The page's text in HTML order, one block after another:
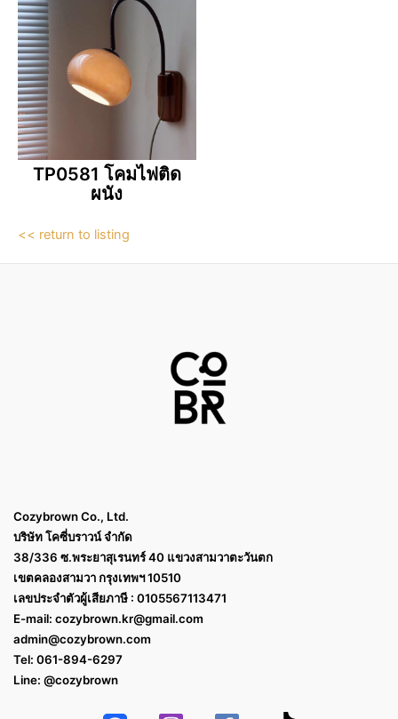
TP0581 โคมไฟติด
ผนัง
<< return to listing
Cozybrown Co., Ltd.
บริษัท โคซี่บราวน์ จำกัด
38/336 ซ.พระยาสุเรนทร์ 40 แขวงสามวาตะวันตก
เขตคลองสามวา กรุงเทพฯ 10510
เลขประจำตัวผู้เสียภาษี : 0105567113471
E-mail: cozybrown.kr@gmail.com
admin@cozybrown.com
Tel: 061-894-6297
Line: @cozybrown